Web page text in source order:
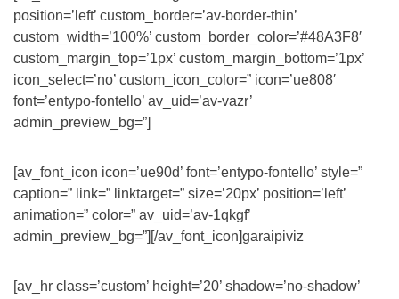
position=’left’ custom_border=’av-border-thin’
custom_width=’100%’ custom_border_color=’#48A3F8′
custom_margin_top=’1px’ custom_margin_bottom=’1px’
icon_select=’no’ custom_icon_color=” icon=’ue808′
font=’entypo-fontello’ av_uid=’av-vazr’
admin_preview_bg=”]
[av_font_icon icon=’ue90d’ font=’entypo-fontello’ style=”
caption=” link=” linktarget=” size=’20px’ position=’left’
animation=” color=” av_uid=’av-1qkgf’
admin_preview_bg=”][/av_font_icon]garaipiviz
[av_hr class=’custom’ height=’20’ shadow=’no-shadow’